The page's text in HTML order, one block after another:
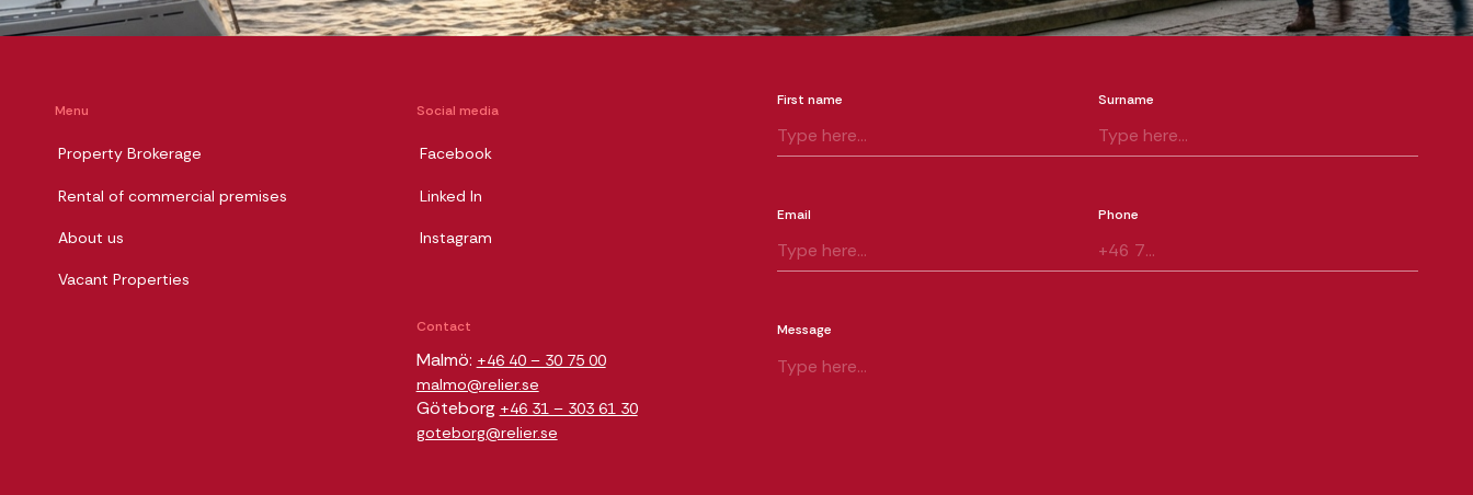
Menu
Property Brokerage
Rental of commercial premises
About us
Vacant Properties
Social media
Facebook
Linked In
Instagram
Contact
Malmö: +46 40 – 30 75 00
malmo@relier.se
Göteborg +46 31 – 303 61 30
goteborg@relier.se
First name Surname
Email Phone
Message